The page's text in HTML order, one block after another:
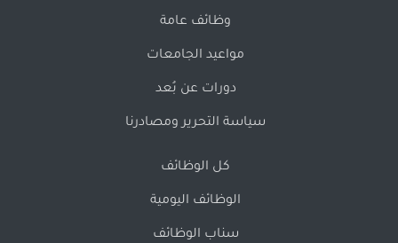
وظائف عامة
مواعيد الجامعات
دورات عن بُعد
سياسة التحرير ومصادرنا
كل الوظائف
الوظائف اليومية
سناب الوظائف